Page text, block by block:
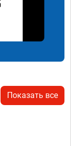
Показать все